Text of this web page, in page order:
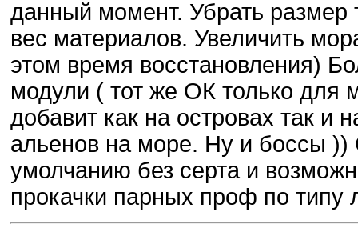
данный момент. Убрать размер
вес материалов. Увеличить
этом время восстановления)
модули ( тот же ОК только для
добавит как на островах так и
альенов на море. Ну и боссы ))
умолчанию без серта и
прокачки парных проф по типу